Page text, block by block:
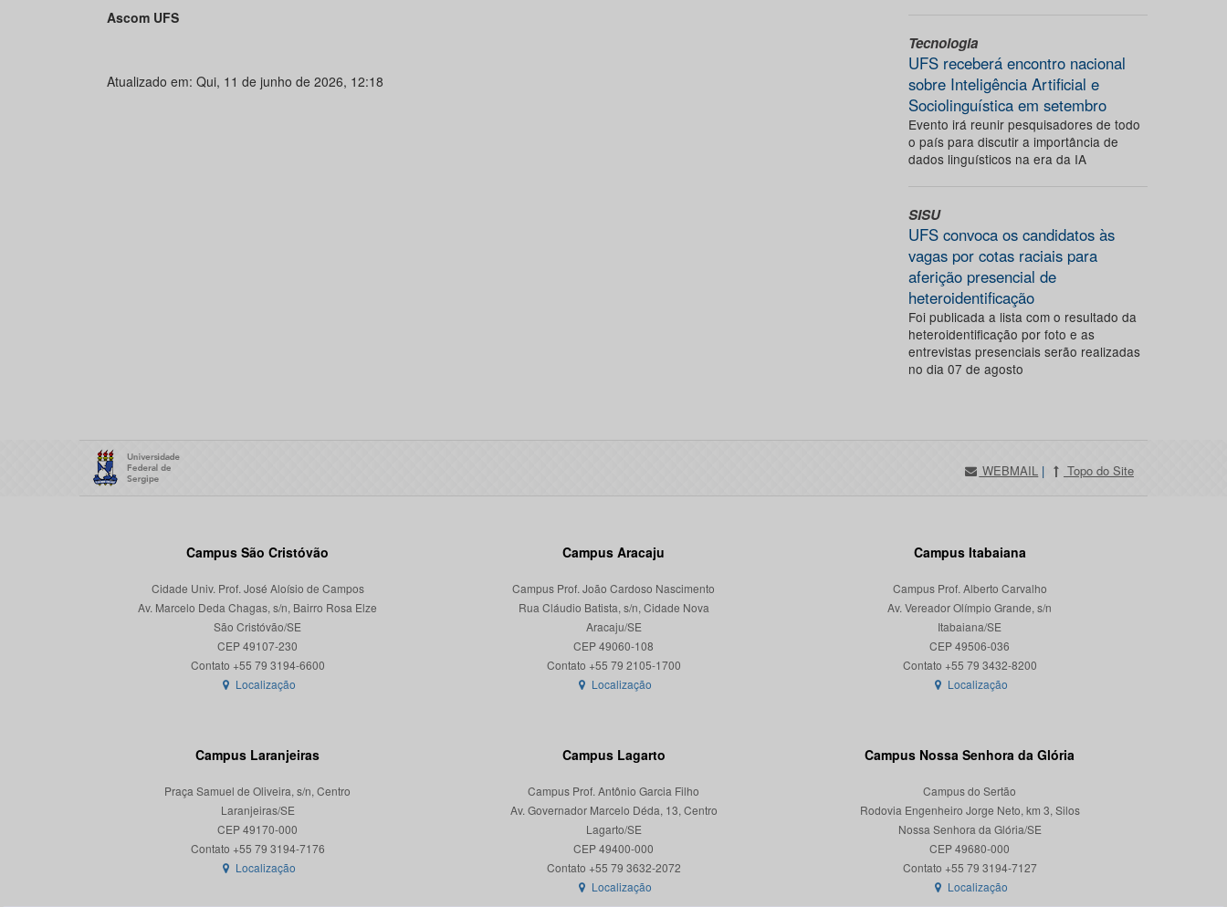
Ascom UFS
Atualizado em: Qui, 11 de junho de 2026, 12:18
Tecnologia
UFS receberá encontro nacional
sobre Inteligência Artificial e
Sociolinguística em setembro
Evento irá reunir pesquisadores de todo
o país para discutir a importância de
dados linguísticos na era da IA
SISU
UFS convoca os candidatos às
vagas por cotas raciais para
aferição presencial de
heteroidentificação
Foi publicada a lista com o resultado da
heteroidentificação por foto e as
entrevistas presenciais serão realizadas
no dia 07 de agosto
WEBMAIL | Topo do Site
Campus São Cristóvão
Cidade Univ. Prof. José Aloísio de Campos
Av. Marcelo Deda Chagas, s/n, Bairro Rosa Elze
São Cristóvão/SE
CEP 49107-230
Localização
Campus Aracaju
Campus Prof. João Cardoso Nascimento
Rua Cláudio Batista, s/n, Cidade Nova
Aracaju/SE
CEP 49060-108
Localização
Campus Itabaiana
Campus Prof. Alberto Carvalho
Av. Vereador Olímpio Grande, s/n
Itabaiana/SE
CEP 49506-036
Localização
Campus Laranjeiras
Praça Samuel de Oliveira, s/n, Centro
Laranjeiras/SE
CEP 49170-000
Localização
Campus Lagarto
Campus Prof. Antônio Garcia Filho
Av. Governador Marcelo Déda, 13, Centro
Lagarto/SE
CEP 49400-000
Localização
Campus Nossa Senhora da Glória
Campus do Sertão
Rodovia Engenheiro Jorge Neto, km 3, Silos
Nossa Senhora da Glória/SE
CEP 49680-000
Contato +55 79 3194-7127
Localização